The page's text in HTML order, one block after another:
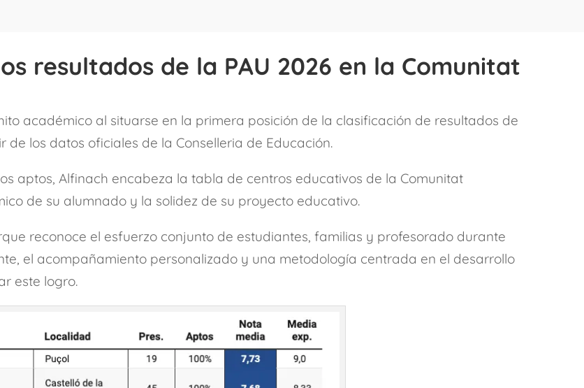
resultados de la PAU 2026 en la Comunitat
académico al situarse en la primera posición de la clasificación de resultados de
los datos oficiales de la Conselleria de Educación.
aptos, Alfinach encabeza la tabla de centros educativos de la Comunitat
de su alumnado y la solidez de su proyecto educativo.
reconoce el esfuerzo conjunto de estudiantes, familias y profesorado durante
el acompañamiento personalizado y una metodología centrada en el desarrollo
este logro.